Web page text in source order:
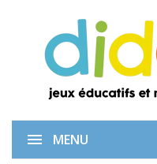
MENU